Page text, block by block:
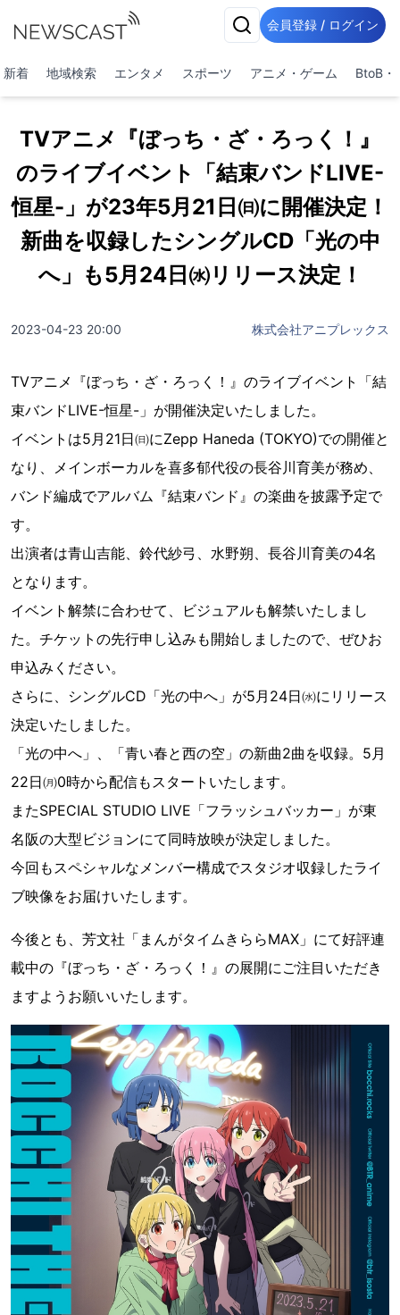
会員登録 / ログイン
新着 地域検索 エンタメ スポーツ アニメ・ゲーム BtoB・
TVアニメ『ぼっち・ざ・ろっく！』
のライブイベント「結束バンドLIVE-
恒星-」が23年5月21日㈰に開催決定！
新曲を収録したシングルCD「光の中
へ」も5月24日㈬リリース決定！
2023-04-23 20:00 株式会社アニプレックス
TVアニメ『ぼっち・ざ・ろっく！』のライブイベント「結
束バンドLIVE-恒星-」が開催決定いたしました。
イベントは5月21日㈰にZepp Haneda (TOKYO)での開催と
なり、メインボーカルを喜多郁代役の長谷川育美が務め、
バンド編成でアルバム『結束バンド』の楽曲を披露予定で
す。
出演者は青山吉能、鈴代紗弓、水野朔、長谷川育美の4名
となります。
イベント解禁に合わせて、ビジュアルも解禁いたしまし
た。チケットの先行申し込みも開始しましたので、ぜひお
申込みください。
さらに、シングルCD「光の中へ」が5月24日㈬にリリース
決定いたしました。
「光の中へ」、「青い春と西の空」の新曲2曲を収録。5月
22日㈪0時から配信もスタートいたします。
またSPECIAL STUDIO LIVE「フラッシュバッカー」が東
名阪の大型ビジョンにて同時放映が決定しました。
今回もスペシャルなメンバー構成でスタジオ収録したライ
ブ映像をお届けいたします。
今後とも、芳文社「まんがタイムきららMAX」にて好評連
載中の『ぼっち・ざ・ろっく！』の展開にご注目いただき
ますようお願いいたします。